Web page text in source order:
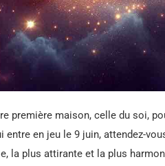
première maison, celle du soi,
en jeu le 9 juin, attendez-
la plus attirante et la plus